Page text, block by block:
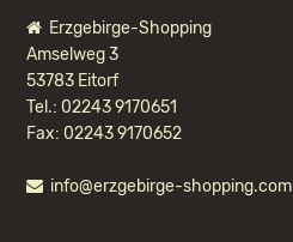
Erzgebirge-Shopping
Amselweg 3
53783 Eitorf
Tel.: 02243 9170651
Fax: 02243 9170652
info@erzgebirge-shopping.com